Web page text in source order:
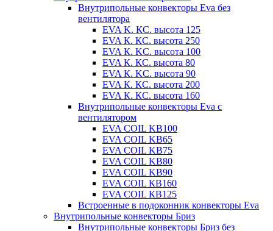
Внутрипольные конвекторы Eva без
вентилятора
EVA K. КС. высота 125
EVA К. КС. высота 250
EVA К. KС. высота 100
EVA К. КС. высота 80
EVA К. KC. высота 90
EVA К. КС. высота 200
EVA К. КС. высота 160
Внутрипольные конвекторы Eva с
вентилятором
EVA COIL KB100
EVA COIL KB65
EVA COIL KB75
EVA COIL KB80
EVA COIL KB90
EVA COIL КВ160
EVA COIL КВ125
Встроенные в подоконник конвекторы Eva
Внутрипольные конвекторы Бриз
Внутрипольные конвекторы Бриз без